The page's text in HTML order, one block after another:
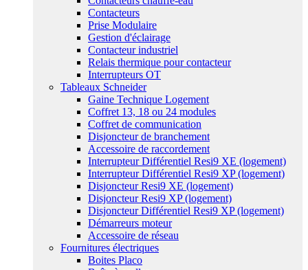
Contacteurs
Prise Modulaire
Gestion d'éclairage
Contacteur industriel
Relais thermique pour contacteur
Interrupteurs OT
Tableaux Schneider
Gaine Technique Logement
Coffret 13, 18 ou 24 modules
Coffret de communication
Disjoncteur de branchement
Accessoire de raccordement
Interrupteur Différentiel Resi9 XE (logement)
Interrupteur Différentiel Resi9 XP (logement)
Disjoncteur Resi9 XE (logement)
Disjoncteur Resi9 XP (logement)
Disjoncteur Différentiel Resi9 XP (logement)
Démarreurs moteur
Accessoire de réseau
Fournitures électriques
Boites Placo